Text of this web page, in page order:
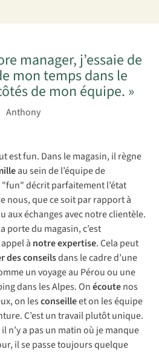
manager, j’essaie de
mon temps dans le
de mon équipe. »
Anthony
est fun. Dans le magasin, il règne
au sein de l’équipe de
décrit parfaitement l’état
nous, que ce soit par rapport à
aux échanges avec notre clientèle.
porte du magasin, c’est
à notre expertise. Cela peut
des conseilsdans le cadre d’une
un voyage au Pérou ou une
dans les Alpes. Onécoutenos
on lesconseilleet on les équipe
C’est un travail plutôt unique.
n’y a pas un matin où je manque
il se passe toujours quelque